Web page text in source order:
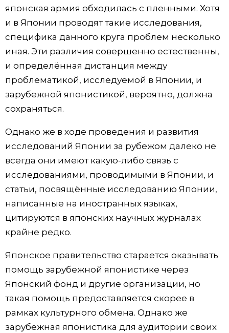
японская армия обходилась с пленными. Хотя
и в Японии проводят такие исследования,
специфика данного круга проблем несколько
иная. Эти различия совершенно естественны,
и определённая дистанция между
проблематикой, исследуемой в Японии, и
зарубежной японистикой, вероятно, должна
сохраняться.
Однако же в ходе проведения и развития
исследований Японии за рубежом далеко не
всегда они имеют какую-либо связь с
исследованиями, проводимыми в Японии, и
статьи, посвящённые исследованию Японии,
написанные на иностранных языках,
цитируются в японских научных журналах
крайне редко.
Японское правительство старается оказывать
помощь зарубежной японистике через
Японский фонд и другие организации, но
такая помощь предоставляется скорее в
рамках культурного обмена. Однако же
зарубежная японистика для аудитории своих